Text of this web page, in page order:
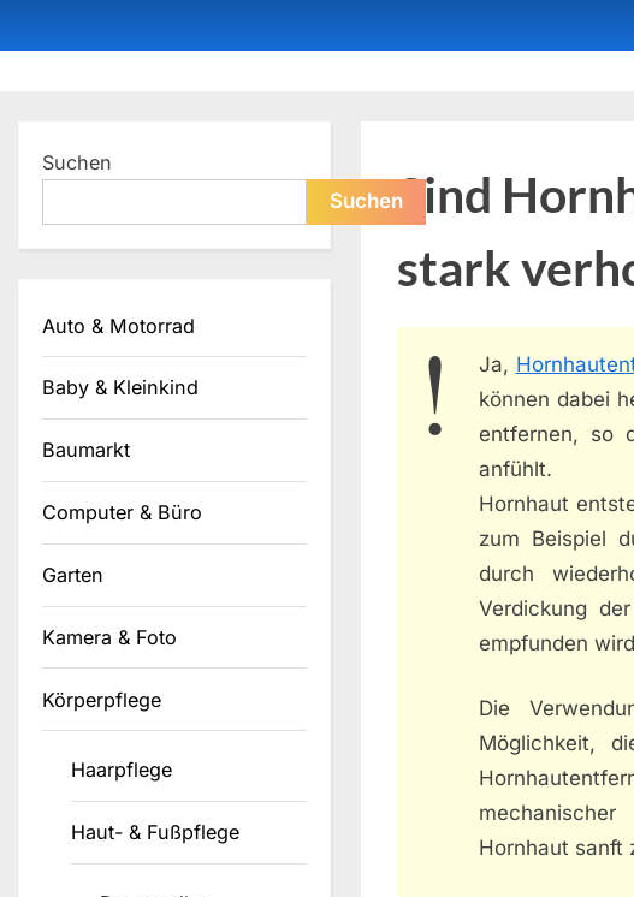
to
Sind
stark
Ja,
können dabei
entfernen, so
anfühlt.
Hornhaut
zum Beispiel
durch
Verdickung
empfunden
Die
Möglichkeit,
Hornhaut sanft
Suchen
Suchen
Auto & Motorrad
Baby & Kleinkind
Baumarkt
Computer & Büro
Garten
Kamera & Foto
Körperpflege
Haarpflege
Haut- & Fußpflege